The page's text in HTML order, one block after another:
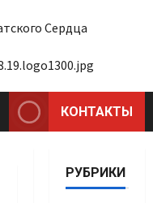
КОНТАКТЫ
РУБРИКИ